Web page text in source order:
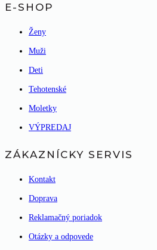
E-SHOP
Ženy
Muži
Deti
Tehotenské
Moletky
VÝPREDAJ
ZÁKAZNÍCKY SERVIS
Kontakt
Doprava
Reklamačný poriadok
Otázky a odpovede